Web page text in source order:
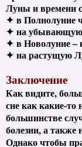
Луны и времени
✦ в Полнолуние
✦ на убывающую
✦ в Новолуние –
✦ на растущую
Заключение
Как видите,
сне как какие-
большинстве
болезни, а
Однако чтобы